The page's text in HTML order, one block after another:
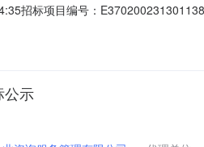
招标项目编号：
瑞顺建设咨询有限公司联系人：侯姝
公示